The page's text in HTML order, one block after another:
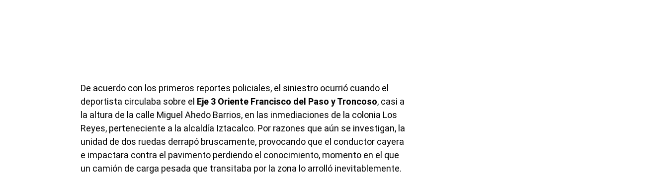
De acuerdo con los primeros reportes policiales, el siniestro ocurrió cuando el
deportista circulaba sobre el Eje 3 Oriente Francisco del Paso y Troncoso, casi a
la altura de la calle Miguel Ahedo Barrios, en las inmediaciones de la colonia Los
Reyes, perteneciente a la alcaldía Iztacalco. Por razones que aún se investigan, la
unidad de dos ruedas derrapó bruscamente, provocando que el conductor cayera
e impactara contra el pavimento perdiendo el conocimiento, momento en el que
un camión de carga pesada que transitaba por la zona lo arrolló inevitablemente.